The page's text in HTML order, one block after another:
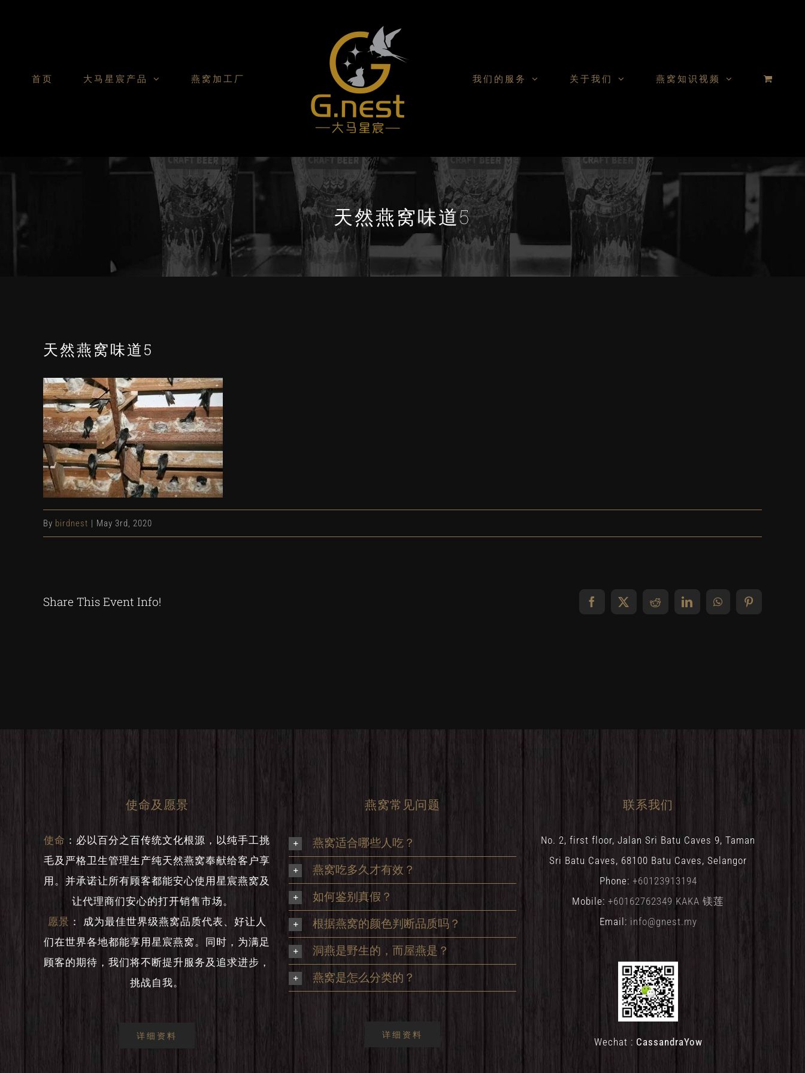
首页 大马星宸产品 燕窝加工厂 我们的服务 关于我们 燕窝知识视频
天然燕窝味道5
天然燕窝味道5
By birdnest | May 3rd, 2020
Share This Event Info! Facebook
X RedditLinkedInWhatsAppPinterest
使命及愿景
使命 ： 必以百分之百传统文化根源，以纯手工挑
毛及严格卫生管理生产纯天然燕窝奉献给客户享
用。并承诺让所有顾客都能安心使用星宸燕窝及
让代理商们安心的打开销售市场。
愿景 ：
成为最佳世界级燕窝品质代表、好让人
们在世界各地都能享用星宸燕窝。同时，为满足
顾客的期待，我们将不断提升服务及追求进步，
挑战自我。
详细资料
燕窝常见问题
燕窝适合哪些人吃？
燕窝吃多久才有效？
如何鉴别真假？
根据燕窝的颜色判断品质吗？
洞燕是野生的，而屋燕是？
燕窝是怎么分类的？
详细资料
联系我们
No. 2, first floor, Jalan Sri Batu Caves 9, Taman
Sri Batu Caves, 68100 Batu Caves, Selangor
Phone: +60123913194
Mobile: +60162762349 KAKA 镁莲
Email: info@gnest.my
Wechat : CassandraYow